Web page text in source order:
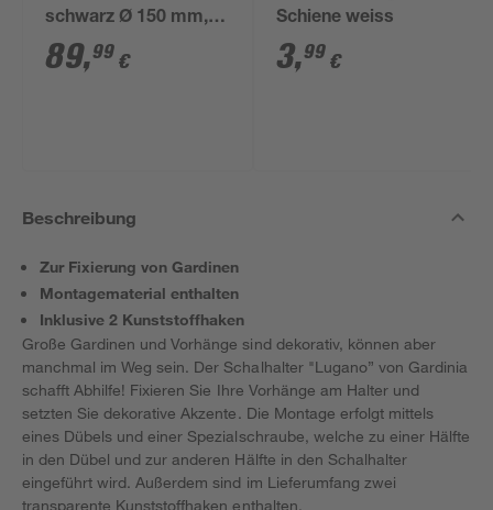
schwarz Ø 150 mm,
3-teilig
89,99 €
Schiene weiss
3,99 €
Beschreibung
Zur Fixierung von Gardinen
Montagematerial enthalten
Inklusive 2 Kunststoffhaken
Große Gardinen und Vorhänge sind dekorativ, können aber
manchmal im Weg sein. Der Schalhalter "Lugano” von Gardinia
schafft Abhilfe! Fixieren Sie Ihre Vorhänge am Halter und
setzten Sie dekorative Akzente. Die Montage erfolgt mittels
eines Dübels und einer Spezialschraube, welche zu einer Hälfte
in den Dübel und zur anderen Hälfte in den Schalhalter
eingeführt wird. Außerdem sind im Lieferumfang zwei
transparente Kunststoffhaken enthalten.